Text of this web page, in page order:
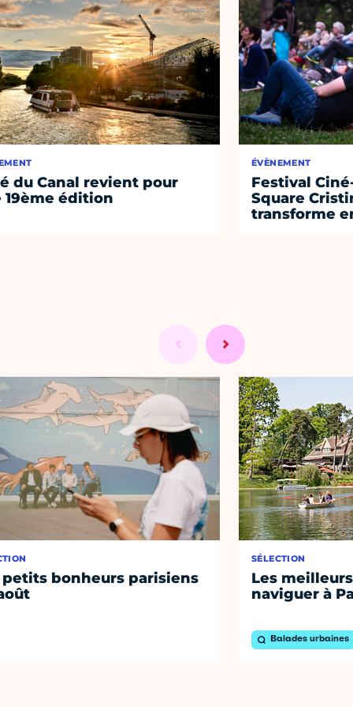
du Canal revient pour
19ème édition
ÉVÈNEMENT
Festival
Square
transforme
petits bonheurs parisiens
SÉLECTION
Les
naviguer à
Balades urbaines